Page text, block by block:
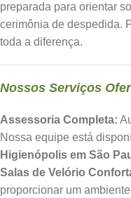
preparada para orientar
cerimônia de despedida.
toda a diferença.
Nossos Serviços
Assessoria Completa:
Nossa equipe está
Higienópolis em São
Salas de Velório
proporcionar um